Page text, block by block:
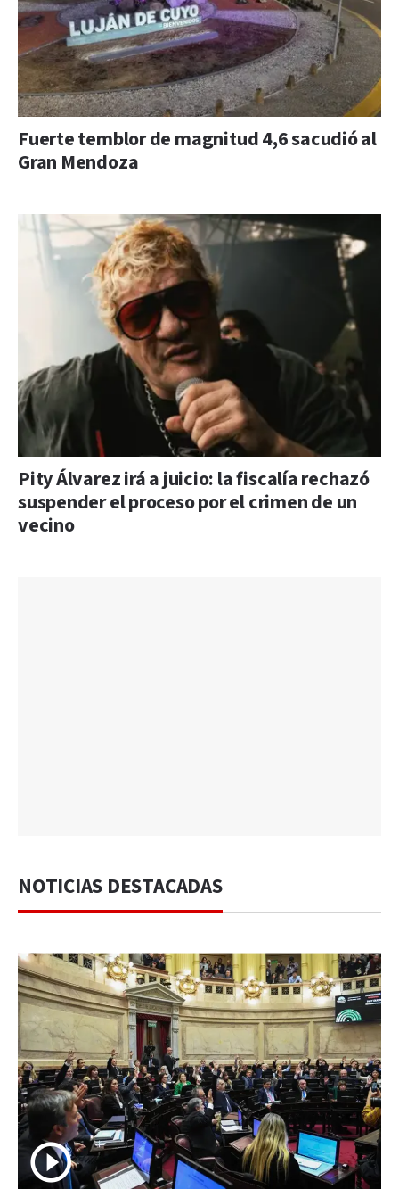
Fuerte temblor de magnitud 4,6 sacudió al
Gran Mendoza
Pity Álvarez irá a juicio: la fiscalía rechazó
suspender el proceso por el crimen de un
vecino
NOTICIAS DESTACADAS